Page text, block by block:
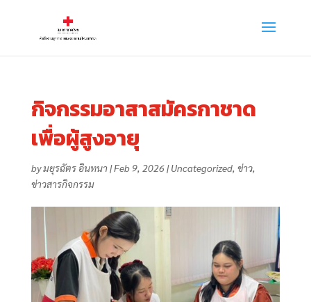
กิจกรรมอาสาสมัครกาชาด
เพื่อผู้สูงอายุ
byมยุรฉัตร อินทนา|Feb 9, 2026|Uncategorized, ข่าว,
ข่าวสารกิจกรรม